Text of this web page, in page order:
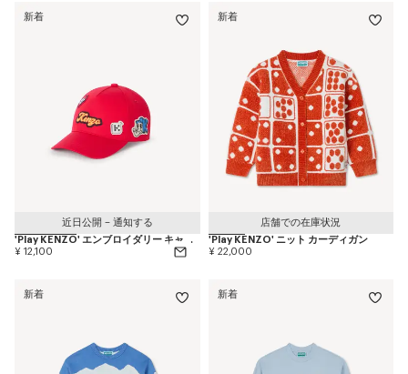
新着
近日公開 – 通知する
'Play KENZO' エンブロイダリー キャップ イン コットン
¥ 12,100
新着
店舗での在庫状況
'Play KENZO' ニット カーディガン
¥ 22,000
新着 新着